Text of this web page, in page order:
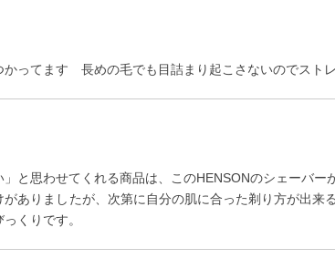
かってます 長めの毛でも目詰まり起こさないのでスト
と思わせてくれる商品は、このHENSONのシェーバー
ありましたが、次第に自分の肌に合った剃り方が出
くりです。